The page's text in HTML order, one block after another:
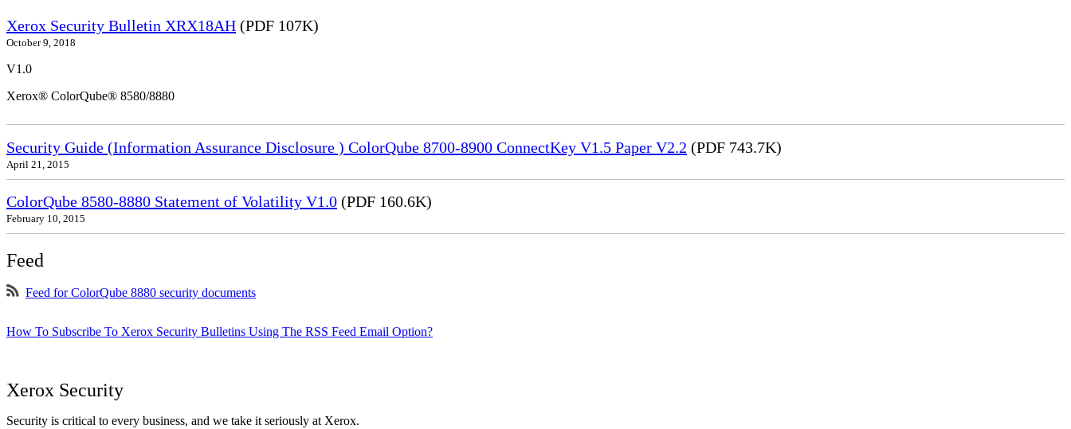
Xerox Security Bulletin XRX18AH (PDF 107K)
October 9, 2018
V1.0
Xerox® ColorQube® 8580/8880
Security Guide (Information Assurance Disclosure ) ColorQube 8700-8900 ConnectKey V1.5 Paper V2.2 (PDF 743.7K)
April 21, 2015
ColorQube 8580-8880 Statement of Volatility V1.0 (PDF 160.6K)
February 10, 2015
Feed
Feed for ColorQube 8880 security documents
How To Subscribe To Xerox Security Bulletins Using The RSS Feed Email Option?
Xerox Security
Security is critical to every business, and we take it seriously at Xerox.